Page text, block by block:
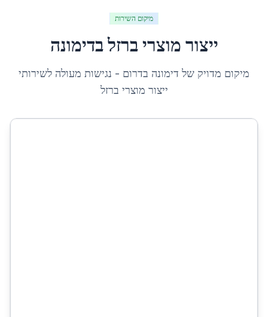
מיקום השירות
ייצור מוצרי ברזלבדימונה
מיקום מדויק של דימונה בדרום - נגישות מעולה לשירותי
ייצור מוצרי ברזל